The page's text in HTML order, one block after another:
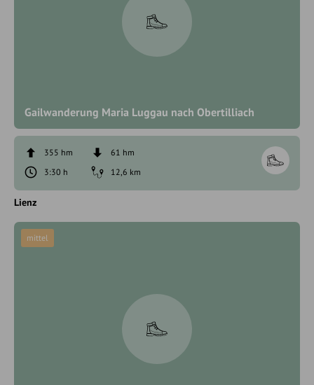
Gailwanderung Maria Luggau nach Obertilliach
355 hm
61 hm
3:30 h
12,6 km
Lienz
mittel